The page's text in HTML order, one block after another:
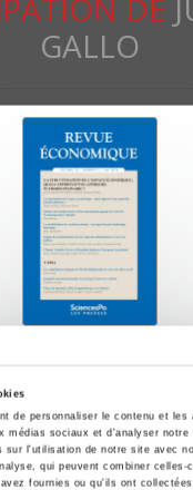
de personnaliser le contenu et les
médias sociaux et d'analyser notre
sur l'utilisation de notre site avec
qui peuvent combiner celles-
fournies ou qu'ils ont
DE
GALLO
70-3, mai 2019
l'espace économique :
pluridisciplinaire
Puech